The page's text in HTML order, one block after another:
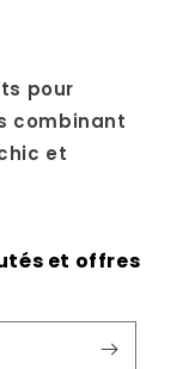
pour
combinant
et
et offres